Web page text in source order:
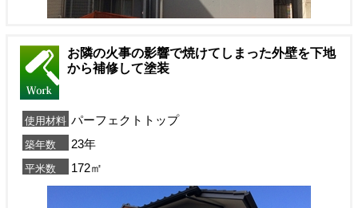
お隣の火事の影響で焼けてしまった外壁を下地
から補修して塗装
使用材料 パーフェクトトップ
築年数 23年
平米数 172㎡